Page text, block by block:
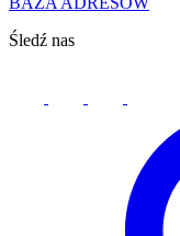
Śledź nas